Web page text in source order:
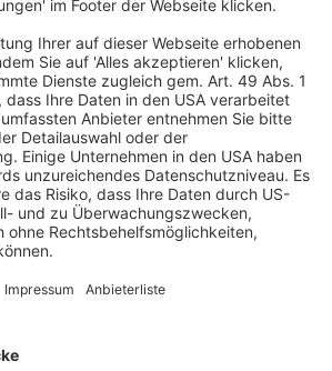
Experte für Innovations- und
Der studierte Betriebswirt und
Coach ist
Soulworxx und arbeitet als
(Fach-)Hochschulen. Die
eine nachhaltige […]
wird
von Produktion und Lieferketten